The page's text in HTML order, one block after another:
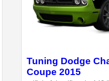
Tuning Dodge
Coupe 2015